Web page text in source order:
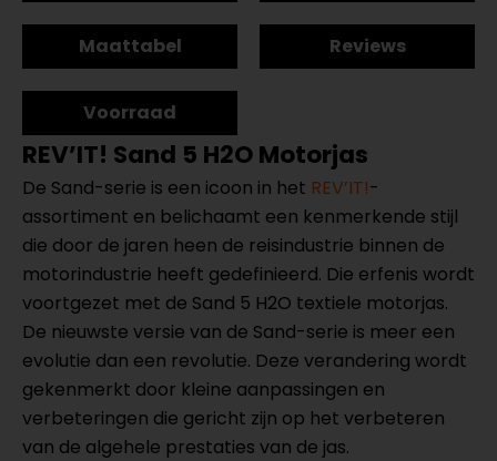
Maattabel Reviews
Voorraad
REV’IT! Sand 5 H2O Motorjas
De Sand-serie is een icoon in het REV’IT!-
assortiment en belichaamt een kenmerkende stijl
die door de jaren heen de reisindustrie binnen de
motorindustrie heeft gedefinieerd. Die erfenis wordt
voortgezet met de Sand 5 H2O textiele motorjas.
De nieuwste versie van de Sand-serie is meer een
evolutie dan een revolutie. Deze verandering wordt
gekenmerkt door kleine aanpassingen en
verbeteringen die gericht zijn op het verbeteren
van de algehele prestaties van de jas.